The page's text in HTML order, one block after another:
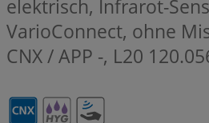
elektrisch, Infrarot-
VarioConnect, ohne
CNX / APP -, L20